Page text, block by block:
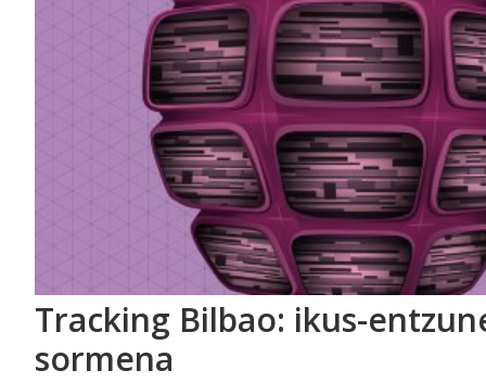
Tracking Bilbao: ikus-
sormena